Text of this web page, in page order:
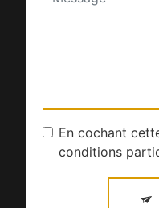
En cochant
conditions